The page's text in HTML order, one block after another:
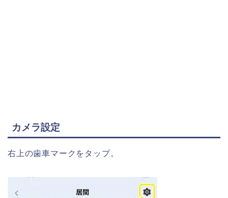
カメラ設定
右上の歯車マークをタップ。